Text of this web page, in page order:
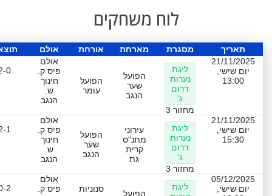
לוח משחקים
תאריך מסגרת מארחת אורחת אולם
21/11/2025
יום שישי,
13:00
ליגת
נערות
דרום
ג'
מחזור 3
הפועל
שער
הנגב
הפועל
עומר
אולם
פיס ק.
חינוך
ש.
הנגב
0
21/11/2025
יום שישי,
15:30
ליגת
נערות
דרום
ג'
מחזור 3
עירוני
מתנ"ס
קרית
גת
הפועל
שער
הנגב
אולם
פיס ק.
חינוך
ש.
הנגב
1
05/12/2025
יום שישי,
ליגת
הפועל
סנוניות
אולם
פיס ק.
2